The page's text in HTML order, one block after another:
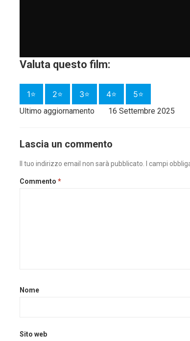
Valuta questo film:
1⭐ 2⭐ 3⭐ 4⭐ 5⭐
Ultimo aggiornamento 16 Settembre 2025
Lascia un commento
Il tuo indirizzo email non sarà pubblicato. I campi
Commento*
Nome
Sito web